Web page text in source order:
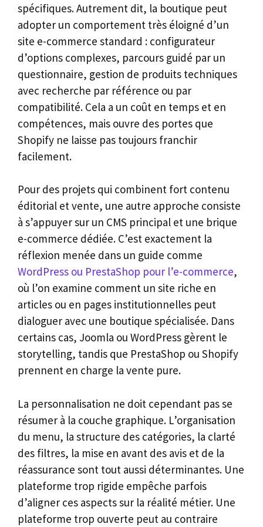
spécifiques. Autrement dit, la boutique peut
adopter un comportement très éloigné d’un
site e-commerce standard : configurateur
d’options complexes, parcours guidé par un
questionnaire, gestion de produits techniques
avec recherche par référence ou par
compatibilité. Cela a un coût en temps et en
compétences, mais ouvre des portes que
Shopify ne laisse pas toujours franchir
facilement.
Pour des projets qui combinent fort contenu
éditorial et vente, une autre approche consiste
à s’appuyer sur un CMS principal et une brique
e-commerce dédiée. C’est exactement la
réflexion menée dans un guide comme
WordPress ou PrestaShop pour l’e-commerce,
où l’on examine comment un site riche en
articles ou en pages institutionnelles peut
dialoguer avec une boutique spécialisée. Dans
certains cas, Joomla ou WordPress gèrent le
storytelling, tandis que PrestaShop ou Shopify
prennent en charge la vente pure.
La personnalisation ne doit cependant pas se
résumer à la couche graphique. L’organisation
du menu, la structure des catégories, la clarté
des filtres, la mise en avant des avis et de la
réassurance sont tout aussi déterminantes. Une
plateforme trop rigide empêche parfois
d’aligner ces aspects sur la réalité métier. Une
plateforme trop ouverte peut au contraire